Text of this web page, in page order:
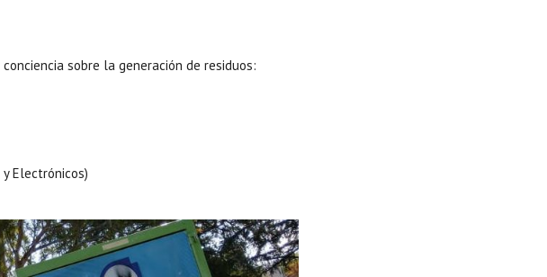
sobre la generación de residuos:
Electrónicos)